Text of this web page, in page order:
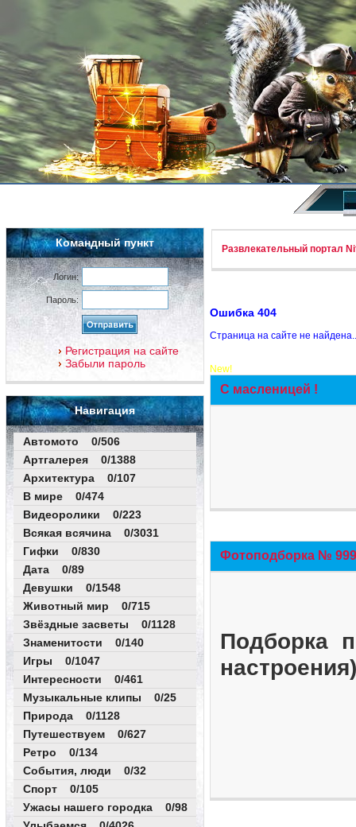
Командный пункт
Логин:
Пароль:
Регистрация на сайте
Забыли пароль
Навигация
Автомото 0/506
Артгалерея 0/1388
Архитектура 0/107
В мире 0/474
Видеоролики 0/223
Всякая всячина 0/3031
Гифки 0/830
Дата 0/89
Девушки 0/1548
Животный мир 0/715
Звёздные засветы 0/1128
Знаменитости 0/140
Игры 0/1047
Интересности 0/461
Музыкальные клипы 0/25
Природа 0/1128
Путешествуем 0/627
Ретро 0/134
События, люди 0/32
Спорт 0/105
Ужасы нашего городка 0/98
Развлекательный портал
Ошибка 404
Страница на сайте не
New!
С масленицей !
Фотоподборка №
Подборка